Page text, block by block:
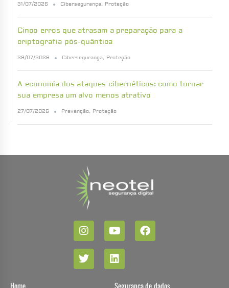
31/07/2026 Cibersegurança, Proteção
Cinco erros que atrasam a preparação para a
criptografia pós-quântica
29/07/2026 Cibersegurança, Proteção
A economia dos ataques cibernéticos: como tornar
sua empresa um alvo menos atrativo
27/07/2026 Prevenção, Proteção
Home Segurança de dados